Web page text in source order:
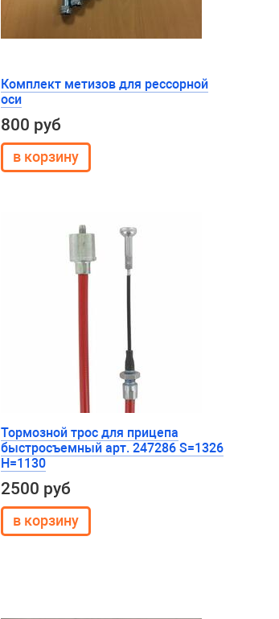
Комплект метизов для рессорной
оси
800 руб
Тормозной трос для прицепа
быстросъемный арт. 247286 S=1326
H=1130
2500 руб